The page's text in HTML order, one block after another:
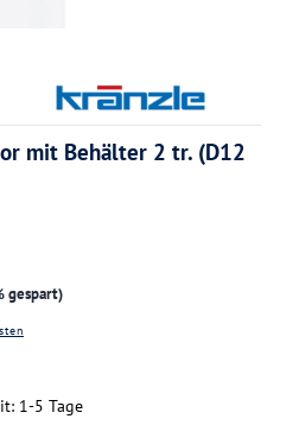
mit Behälter 2 tr. (D12
gespart)
1-5 Tage